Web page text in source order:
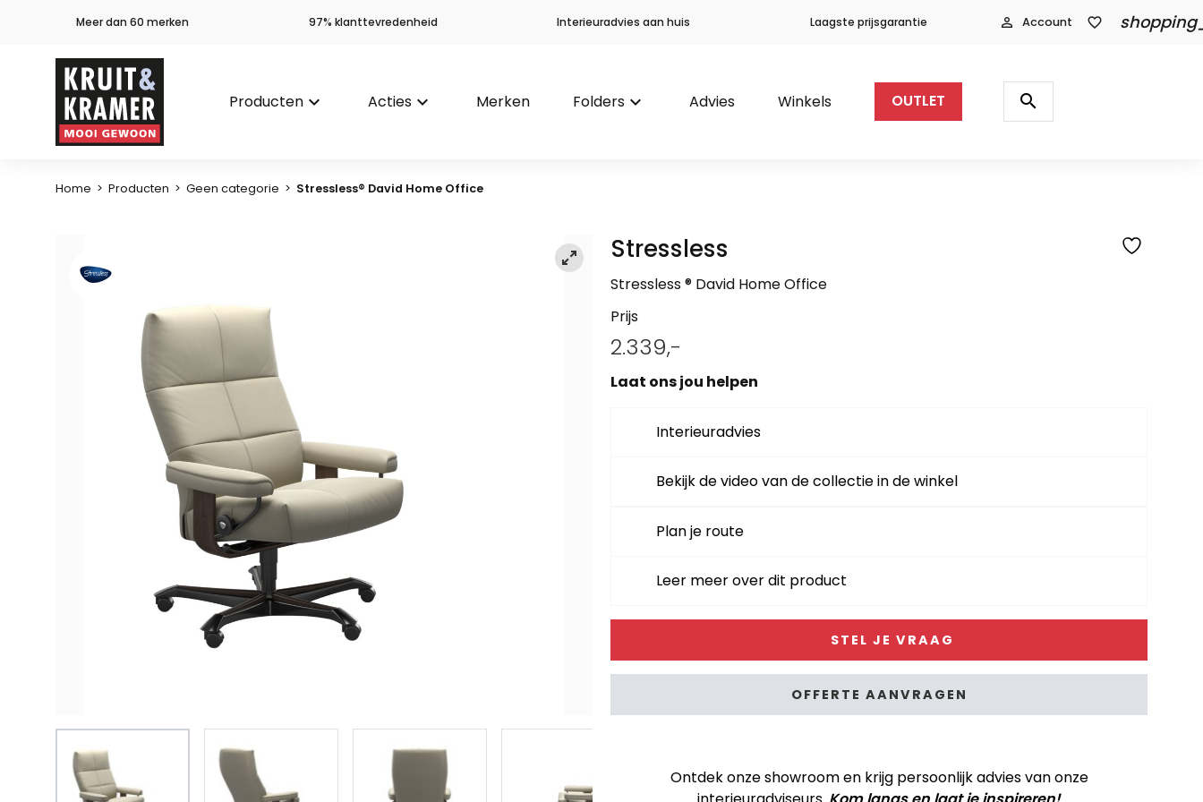
Meer dan 60 merken 97% klanttevredenheid Interieuradvies aan huis Laagste prijsgarantie person_outline Account favorite_border
Producten keyboard_arrow_down Acties keyboard_arrow_down Merken Folders keyboard_arrow_down Advies Winkels OUTLET
Producten
zoeken
search
Home > Producten > Geen categorie > Stressless® David Home Office
Stressless
Stressless ® David Home Office
Prijs
2.339,-
Laat ons jou helpen
Interieuradvies
Bekijk de video van de collectie in de winkel
Plan je route
Leer meer over dit product
STEL JE VRAAG
OFFERTE AANVRAGEN
Ontdek onze showroom en krijg persoonlijk advies van onze